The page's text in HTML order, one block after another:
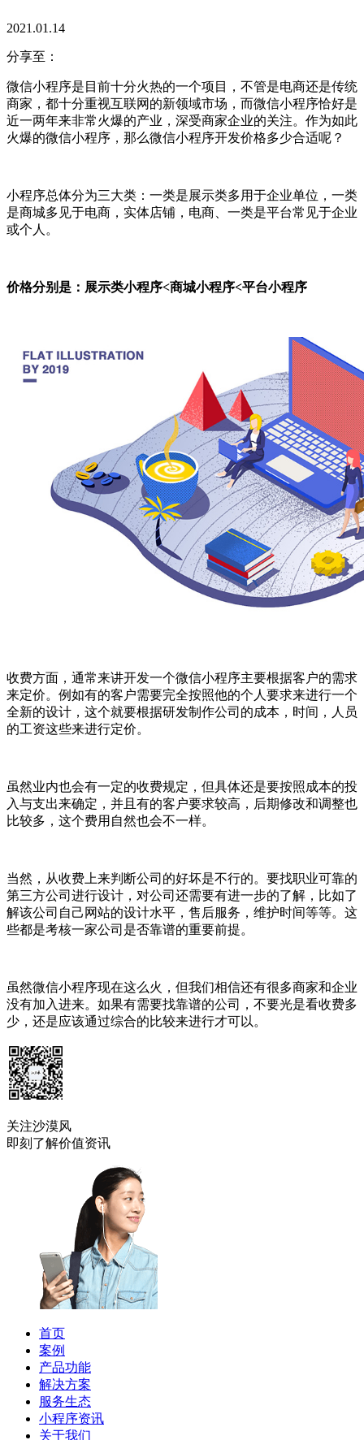
2021.01.14
分享至：
微信小程序是目前十分火热的一个项目，不管是电商还是传统
商家，都十分重视互联网的新领域市场，而微信小程序恰好是
近一两年来非常火爆的产业，深受商家企业的关注。作为如此
火爆的微信小程序，那么微信小程序开发价格多少合适呢？
小程序总体分为三大类：一类是展示类多用于企业单位，一类
是商城多见于电商，实体店铺，电商、一类是平台常见于企业
或个人。
价格分别是：展示类小程序<商城小程序<平台小程序
收费方面，通常来讲开发一个微信小程序主要根据客户的需求
来定价。例如有的客户需要完全按照他的个人要求来进行一个
全新的设计，这个就要根据研发制作公司的成本，时间，人员
的工资这些来进行定价。
虽然业内也会有一定的收费规定，但具体还是要按照成本的投
入与支出来确定，并且有的客户要求较高，后期修改和调整也
比较多，这个费用自然也会不一样。
当然，从收费上来判断公司的好坏是不行的。要找职业可靠的
第三方公司进行设计，对公司还需要有进一步的了解，比如了
解该公司自己网站的设计水平，售后服务，维护时间等等。这
些都是考核一家公司是否靠谱的重要前提。
虽然微信小程序现在这么火，但我们相信还有很多商家和企业
没有加入进来。如果有需要找靠谱的公司，不要光是看收费多
少，还是应该通过综合的比较来进行才可以。
关注沙漠风
即刻了解价值资讯
首页
案例
产品功能
解决方案
服务生态
小程序资讯
关于我们